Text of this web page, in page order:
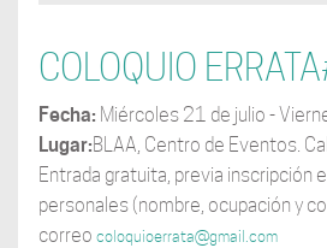
COLOQUIO
Fecha: Miércoles 21 de julio -
Lugar:BLAA, Centro de Eventos.
Entrada gratuita, previa inscripción
personales (nombre, ocupación y
correo coloquioerrata@gmail.com